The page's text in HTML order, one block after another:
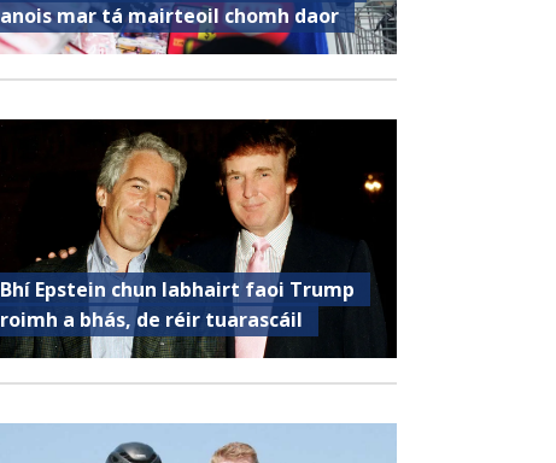
anois mar tá mairteoil chomh daor
Bhí Epstein chun labhairt faoi Trump
roimh a bhás, de réir tuarascáil